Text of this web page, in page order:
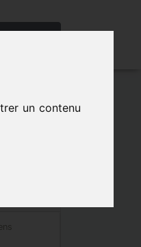
un contenu